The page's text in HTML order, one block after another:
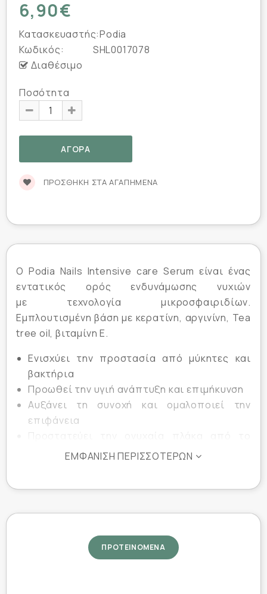
6,90€
Κατασκευαστής:Podia
Κωδικός:
SHL0017078
Διαθέσιμο
Ποσότητα
ΠΡΟΣΘΉΚΗ ΣΤΑ ΑΓΑΠΗΜΈΝΑ
Ο Podia Nails Intensive care Serum είναι ένας
εντατικός ορός ενδυνάμωσης νυχιών
με τεχνολογία μικροσφαιριδίων.
Εμπλουτισμένη βάση με κερατίνη, αργινίνη, Tea
tree oil, βιταμίνη Ε.
Ενισχύει την προστασία από μύκητες και
βακτήρια
Προωθεί την υγιή ανάπτυξη και επιμήκυνση
Αυξάνει τη συνοχή και ομαλοποιεί την
επιφάνεια
κιτρίνισμα και τις κηλίδες
ΕΜΦΆΝΙΣΗ ΠΕΡΙΣΣΌΤΕΡΩΝ
ΠΡΟΤΕΙΝΟΜΕΝΑ